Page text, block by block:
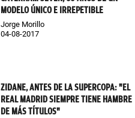
MODELO ÚNICO E IRREPETIBLE
Jorge Morillo
04-08-2017
ZIDANE, ANTES DE LA SUPERCOPA: "EL
REAL MADRID SIEMPRE TIENE HAMBRE
DE MÁS TÍTULOS"